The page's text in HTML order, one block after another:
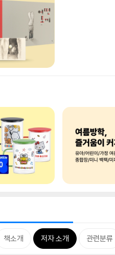
책소개 저자 소개 관련분류